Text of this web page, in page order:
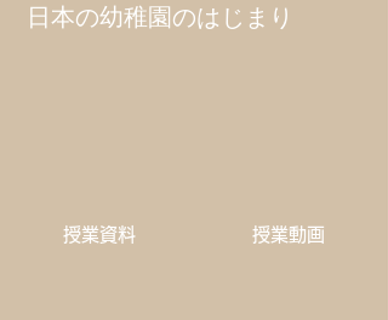
​日本の幼稚園のはじまり
​授業資料 ​授業動画